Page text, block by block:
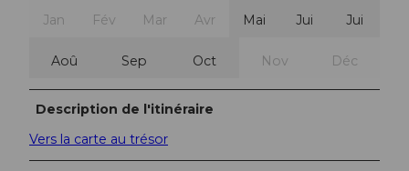
Jan Fév Mar Avr Mai Jui Jui
Aoû Sep Oct Nov Déc
Description de l'itinéraire
Vers la carte au trésor